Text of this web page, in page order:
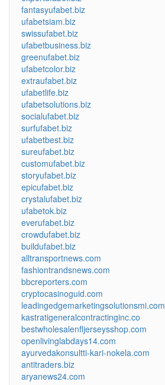
fantasyufabet.biz
ufabetsiam.biz
swissufabet.biz
ufabetbusiness.biz
greenufabet.biz
ufabetcolor.biz
extraufabet.biz
ufabetlife.biz
ufabetsolutions.biz
socialufabet.biz
surfufabet.biz
ufabetbest.biz
sureufabet.biz
customufabet.biz
storyufabet.biz
epicufabet.biz
crystalufabet.biz
ufabetok.biz
everufabet.biz
crowdufabet.biz
buildufabet.biz
alltransportnews.com
fashiontrandsnews.com
bbcreporters.com
cryptocasinoguid.com
leadingedgemarketingsolutionsmi.com
kastratigeneralcontractinginc.co
bestwholesalenfljerseysshop.com
openlivinglabdays14.com
ayurvedakonsultti-kari-nokela.com
antitraders.biz
aryanews24.com